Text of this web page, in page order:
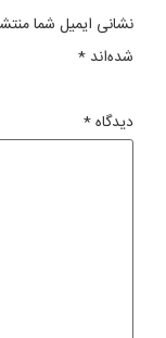
نشانی ایمیل شما
شده‌اند *
دیدگاه*